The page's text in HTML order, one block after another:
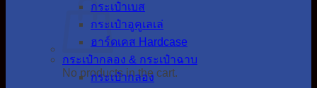
No products in the cart.
กระเป๋าเบส
กระเป๋าอูคูเลเล่
ฮาร์ดเคส Hardcase
กระเป๋ากลอง & กระเป๋าฉาบ
กระเป๋ากลอง